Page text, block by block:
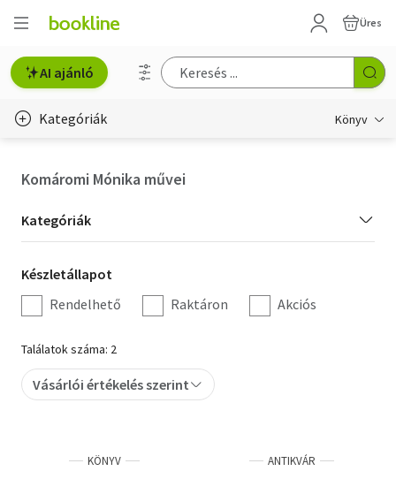
Üres
AI ajánló
Kategóriák Könyv
Hobbi, szabadidő
Irodalom
Művészet
Szakkönyv
Tankönyv, segédkönyv
Komáromi Mónika művei
Kategória
szűrés
Kategóriák
Készletállapot
szűrés
Készletállapot
Rendelhető
Raktáron Akciós
Találatok száma: 2
Vásárlói értékelés szerint
KÖNYV ANTIKVÁR